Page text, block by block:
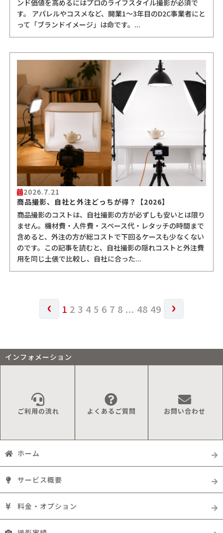
ンド価値を高めるにはプロのライフスタイル撮影が必須で
す。 アパレルやコスメなど、開業1〜3年目のD2C事業者にと
って「ブランドイメージ」は命です。...
2026.7.21
商品撮影、自社と外注どっちが得？【2026】
商品撮影のコストは、自社撮影の方が必ずしも安いとは限り
ません。機材費・人件費・スペース代・レタッチの時間まで
含めると、外注の方が総コストで下回るケースも少なくない
のです。この記事を読むと、自社撮影の隠れコストと外注費
用を同じ土俵で比較し、自社に合った...
‹ 1 2 3 4 5 6 7 8 ... 48 49 ›
インフォメーション
ご利用の流れ よくあるご質問 お問い合わせ
ホーム
サービス概要
料金・オプション